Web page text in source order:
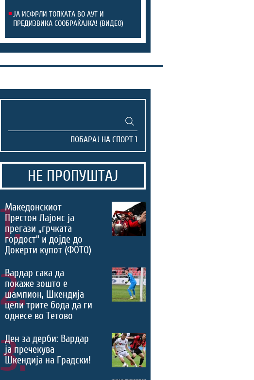
ЈА ИСФРЛИ ТОПКАТА ВО АУТ И
ПРЕДИЗВИКА СООБРАЌАЈКА! (ВИДЕО)
НЕ ПРОПУШТАЈ
1.
Македонскиот
Престон Лајонс ја
прегази „грчката
гордост“ и дојде до
Докерти купот (ФОТО)
2.
Вардар сака да
покаже зошто е
шампион, Шкендија
цели трите бода да ги
однесе во Тетово
3.
Ден за дерби: Вардар
ја пречекува
Шкендија на Градски!